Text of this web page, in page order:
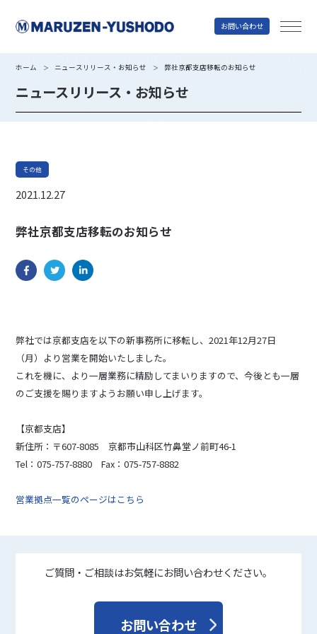
丸善雄松堂
お問い合わせ
ホーム ＞ ニュースリリース・お知らせ ＞ 弊社京都支店移転のお知らせ
ニュースリリース・お知らせ
その他
2021.12.27
弊社京都支店移転のお知らせ
弊社では京都支店を以下の新事務所に移転し、2021年12月27日
（月）より営業を開始いたしました。
これを機に、より一層業務に精励してまいりますので、今後とも一層
のご支援を賜りますようお願い申し上げます。
【京都支店】
新住所：〒607-8085 京都市山科区竹鼻堂ノ前町46-1
Tel：075-757-8880 Fax：075-757-8882
営業拠点一覧のページはこちら
ご質問・ご相談はお気軽にお問い合わせください。
お問い合わせ